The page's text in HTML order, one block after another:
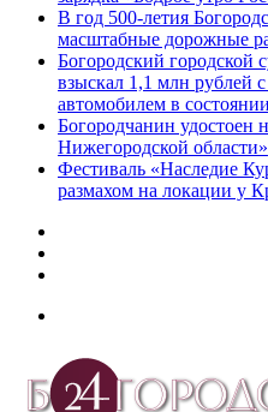
В год 500-летия
масштабные дорожные
️Богородский городской
взыскал 1,1 млн рублей
автомобилем в
Богородчанин удостоен
Нижегородской области»
Фестиваль «Наследие
размахом на локации у